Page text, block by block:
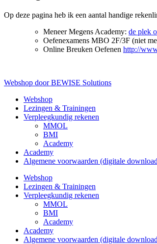
Op deze pagina heb ik een aantal handige
Meneer Megens Academy: de plek
Oefenexamens MBO 2F/3F (niet
Online Breuken Oefenen http://
Webshop door BEWISE Solutions
Webshop
Lezingen & Trainingen
Verpleegkundig rekenen
MMOL
BMI
Academy
Academy
Algemene voorwaarden (digitale
Webshop
Lezingen & Trainingen
Verpleegkundig rekenen
MMOL
BMI
Academy
Academy
Algemene voorwaarden (digitale